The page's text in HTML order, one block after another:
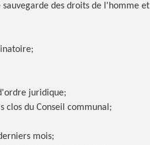
sauvegarde des droits de l'homme et
juridique;
clos du Conseil communal;
mois;